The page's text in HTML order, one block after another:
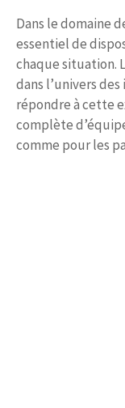
Dans le domaine
essentiel de
chaque situation.
dans l’univers
répondre à cette
complète
comme pour les